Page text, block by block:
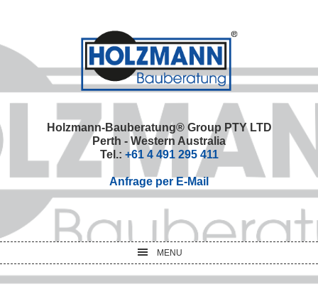
primary
navigation
main
content
primary
sidebar
footer
Holzmann-Bauberatung® Group PTY LTD
Perth - Western Australia
Tel.: +61 4 491 295 411
Anfrage per E-Mail
MENU